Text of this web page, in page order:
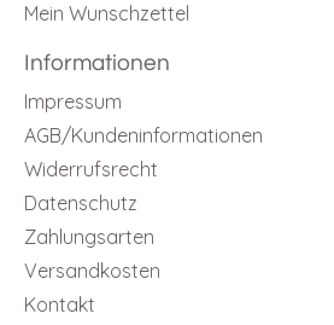
Mein Wunschzettel
Informationen
Impressum
AGB/Kundeninformationen
Widerrufsrecht
Datenschutz
Zahlungsarten
Versandkosten
Kontakt